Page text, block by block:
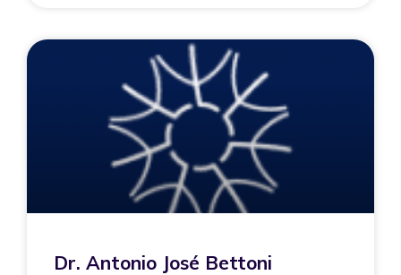
Dr. Antonio José Bettoni